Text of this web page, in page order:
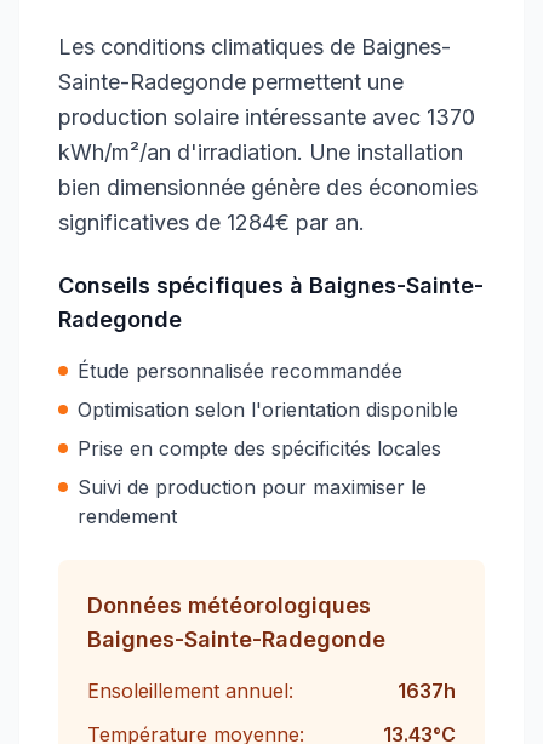
Les conditions climatiques de Baignes-
Sainte-Radegonde permettent une
production solaire intéressante avec 1370
kWh/m²/an d'irradiation. Une installation
bien dimensionnée génère des économies
significatives de 1284€ par an.
Conseils spécifiques à Baignes-Sainte-
Radegonde
Étude personnalisée recommandée
Optimisation selon l'orientation disponible
Prise en compte des spécificités locales
Suivi de production pour maximiser le
rendement
Données météorologiques
Baignes-Sainte-Radegonde
Ensoleillement annuel: 1637h
Température moyenne:
13.43°C